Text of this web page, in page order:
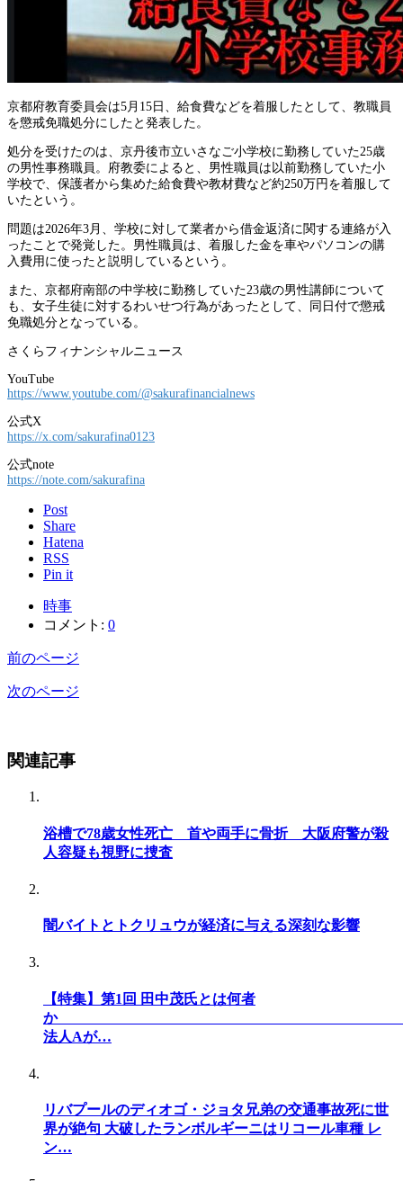
京都府教育委員会は5月15日、給食費などを着服したとして、教職員
を懲戒免職処分にしたと発表した。
処分を受けたのは、京丹後市立いさなご小学校に勤務していた25歳
の男性事務職員。府教委によると、男性職員は以前勤務していた小
学校で、保護者から集めた給食費や教材費など約250万円を着服して
いたという。
問題は2026年3月、学校に対して業者から借金返済に関する連絡が入
ったことで発覚した。男性職員は、着服した金を車やパソコンの購
入費用に使ったと説明しているという。
また、京都府南部の中学校に勤務していた23歳の男性講師について
も、女子生徒に対するわいせつ行為があったとして、同日付で懲戒
免職処分となっている。
さくらフィナンシャルニュース
YouTube
https://www.youtube.com/@sakurafinancialnews
公式X
https://x.com/sakurafina0123
公式note
https://note.com/sakurafina
Post
Share
Hatena
RSS
Pin it
時事
コメント: 0
前のページ
次のページ
関連記事
浴槽で78歳女性死亡 首や両手に骨折 大阪府警が殺
人容疑も視野に捜査
闇バイトとトクリュウが経済に与える深刻な影響
【特集】第1回 田中茂氏とは何者
法人Aが…
リバプールのディオゴ・ジョタ兄弟の交通事故死に世
界が絶句 大破したランボルギーニはリコール車種 レ
ン…